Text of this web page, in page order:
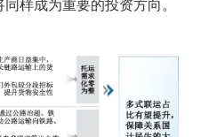
样成为重要的投资方向。